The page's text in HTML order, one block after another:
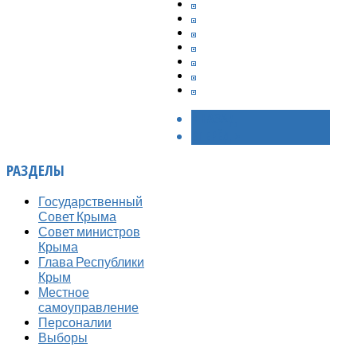
РАЗДЕЛЫ
Государственный
Совет Крыма
Совет министров
Крыма
Глава Республики
Крым
Местное
самоуправление
Персоналии
Выборы